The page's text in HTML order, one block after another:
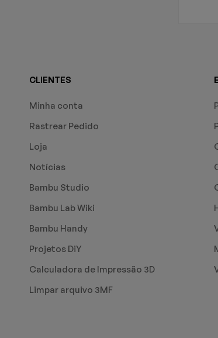
CLIENTES
Minha conta
Rastrear Pedido
Loja
Notícias
Bambu Studio
Bambu Lab Wiki
Bambu Handy
Projetos DiY
Calculadora de Impressão 3D
Limpar arquivo 3MF